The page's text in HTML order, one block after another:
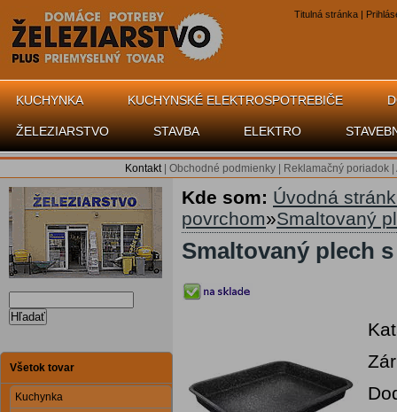
Titulná stránka |
KUCHYNKA KUCHYNSKÉ ELEKTROSPOTREBIČE
ŽELEZIARSTVO STAVBA ELEKTRO
Kontakt| Obchodné podmienky Reklamačný poriadok
Hľadať
Všetok tovar
Kuchynka
Kde som: Úvodná
povrchom»Smaltovaný
Smaltovaný plech